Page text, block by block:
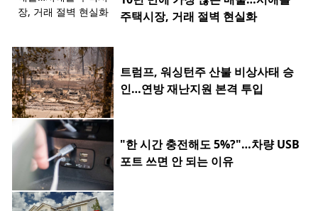
주택시장, 거래 절벽 현실화
트럼프, 워싱턴주 산불 비상사태 승
인…연방 재난지원 본격 투입
"한 시간 충전해도 5%?"…차량 USB
포트 쓰면 안 되는 이유